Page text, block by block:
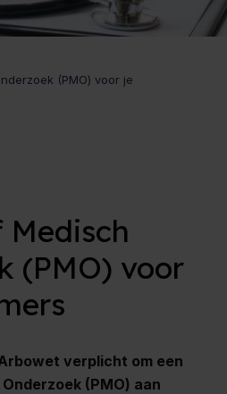
(PMO) voor je
Medisch
(PMO) voor
verplicht om een
(PMO) aan